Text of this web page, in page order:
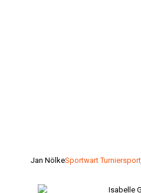
Jan NölkeSportwart Turniersport